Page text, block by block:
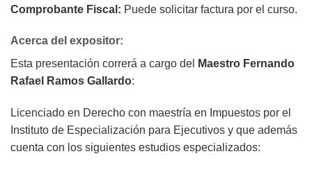
Comprobante Fiscal: Puede solicitar factura por el curso.
Acerca del expositor:
Esta presentación correrá a cargo del
Maestro Fernando
Rafael Ramos Gallardo:
Licenciado en Derecho con maestría en Impuestos por el
Instituto de Especialización para Ejecutivos y que además
cuenta con los siguientes estudios especializados: